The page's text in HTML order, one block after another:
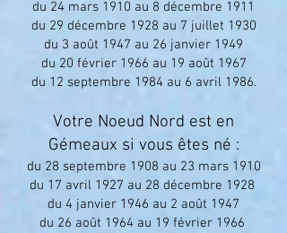
du 24 mars 1910 au 8 décembre 1911
du 29 décembre 1928 au 7 juillet 1930
du 3 août 1947 au 26 janvier 1949
du 20 février 1966 au 19 août 1967
du 12 septembre 1984 au 6 avril 1986.
Votre Noeud Nord est en
Gémeaux si vous êtes né :
du 28 septembre 1908 au 23 mars 1910
du 17 avril 1927 au 28 décembre 1928
du 4 janvier 1946 au 2 août 1947
du 26 août 1964 au 19 février 1966